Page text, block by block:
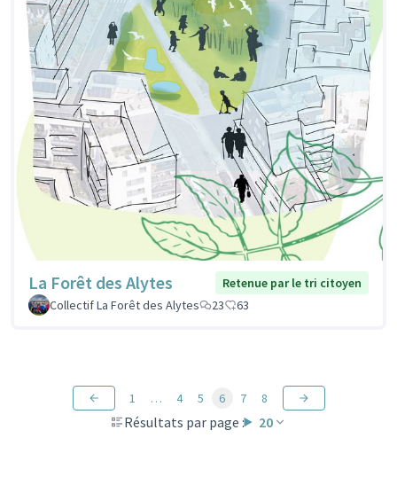
La Forêt des Alytes
Retenue par le tri citoyen
Collectif La Forêt des Alytes
23 63
Résultats par page : 20
1 … 4 5 6 7 8